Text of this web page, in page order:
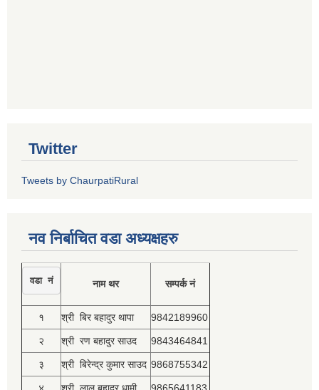
Twitter
Tweets by ChaurpatiRural
नव निर्बाचित वडा अध्यक्षहरु
वडा नं नाम थर सम्पर्क नं
१ श्री बिर बहादुर थापा 9842189960
२ श्री रण बहादुर साउद 9843464841
३ श्री बिरेन्द्र कुमार साउद 9868755342